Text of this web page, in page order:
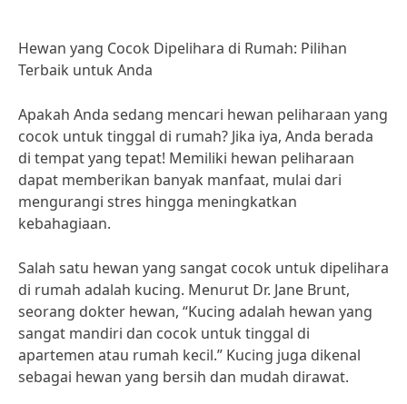
Hewan yang Cocok Dipelihara di Rumah: Pilihan
Terbaik untuk Anda
Apakah Anda sedang mencari hewan peliharaan yang
cocok untuk tinggal di rumah? Jika iya, Anda berada
di tempat yang tepat! Memiliki hewan peliharaan
dapat memberikan banyak manfaat, mulai dari
mengurangi stres hingga meningkatkan
kebahagiaan.
Salah satu hewan yang sangat cocok untuk dipelihara
di rumah adalah kucing. Menurut Dr. Jane Brunt,
seorang dokter hewan, “Kucing adalah hewan yang
sangat mandiri dan cocok untuk tinggal di
apartemen atau rumah kecil.” Kucing juga dikenal
sebagai hewan yang bersih dan mudah dirawat.